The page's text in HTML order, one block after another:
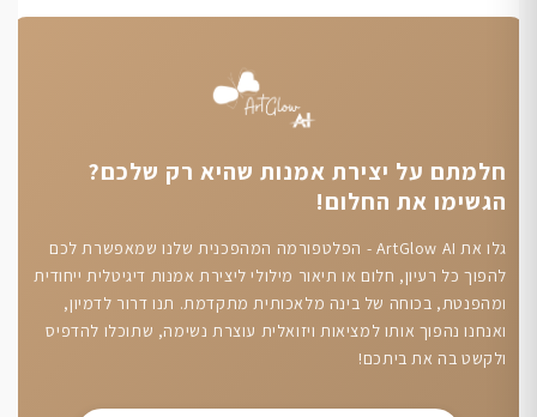
חלמתם על יצירת אמנות שהיא רק שלכם?
הגשימו את החלום!
גלו את ArtGlow AI - הפלטפורמה המהפכנית שלנו שמאפשרת לכם
להפוך כל רעיון, חלום או תיאור מילולי ליצירת אמנות דיגיטלית ייחודית
ומהפנטת, בכוחה של בינה מלאכותית מתקדמת. תנו דרור לדמיון,
ואנחנו נהפוך אותו למציאות ויזואלית עוצרת נשימה, שתוכלו להדפיס
ולקשט בה את ביתכם!